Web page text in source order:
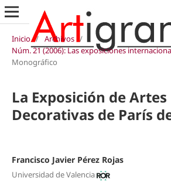
Inicio / Archivos /
Núm. 21 (2006): Las exposiciones
Monográfico
La Exposición de Artes
Decorativas de París
Francisco Javier Pérez Rojas
Universidad de Valencia